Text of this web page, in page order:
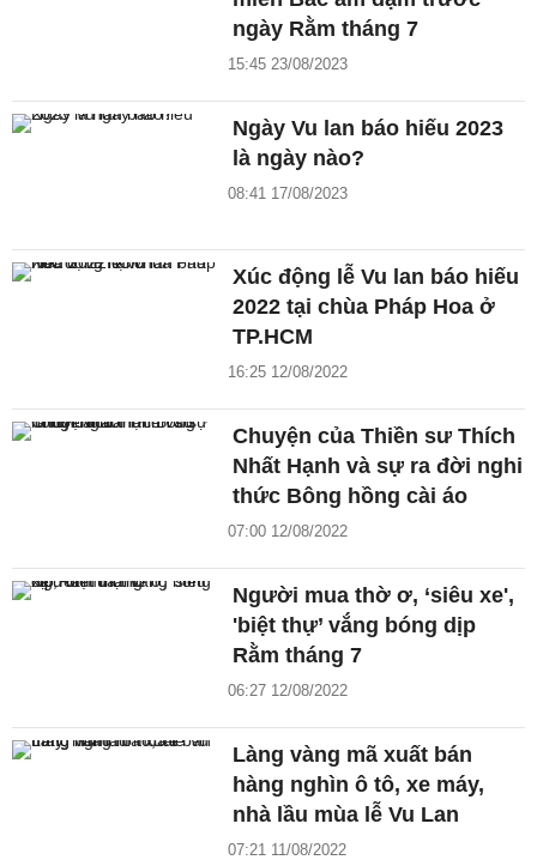
ngày Rằm tháng 7
15:45 23/08/2023
Ngày Vu lan báo hiếu 2023
là ngày nào?
08:41 17/08/2023
Xúc động lễ Vu lan báo hiếu
2022 tại chùa Pháp Hoa ở
TP.HCM
16:25 12/08/2022
Chuyện của Thiền sư Thích
Nhất Hạnh và sự ra đời nghi
thức Bông hồng cài áo
07:00 12/08/2022
Người mua thờ ơ, ‘siêu xe',
'biệt thự’ vắng bóng dịp
Rằm tháng 7
06:27 12/08/2022
Làng vàng mã xuất bán
hàng nghìn ô tô, xe máy,
nhà lầu mùa lễ Vu Lan
07:21 11/08/2022